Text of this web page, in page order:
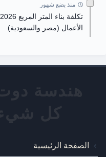
منذ بضع شهور
الأعمال (مصر والسعودية)
الصفحة الرئيسية